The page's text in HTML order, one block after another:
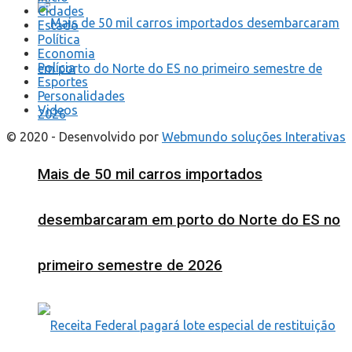
Mais de 50 mil carros importados
desembarcaram em porto do Norte do ES no
primeiro semestre de 2026
Cidades
Estado
Política
Economia
Polícia
Esportes
Personalidades
Videos
© 2020 - Desenvolvido por Webmundo soluções Interativas